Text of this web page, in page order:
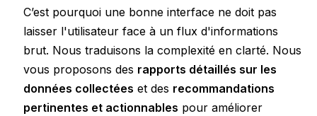
C’est pourquoi une bonne interface ne doit pas
laisser l'utilisateur face à un flux d'informations
brut. Nous traduisons la complexité en clarté. Nous
vous proposons des rapports détaillés sur les
données collectées et des recommandations
pertinentes et actionnables pour améliorer